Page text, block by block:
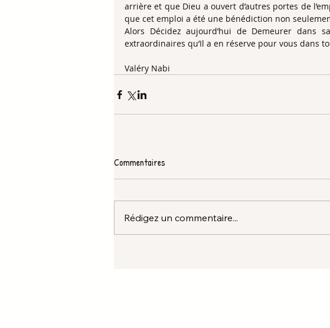
arrière et que Dieu a ouvert d’autres portes de
que cet emploi a été une bénédiction non
Alors Décidez aujourd’hui de Demeurer dans
extraordinaires qu’Il a en réserve pour vous dans
Valéry Nabi
Commentaires
Rédigez un commentaire...